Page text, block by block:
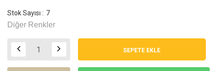
Stok Sayısı : 7
Diğer Renkler